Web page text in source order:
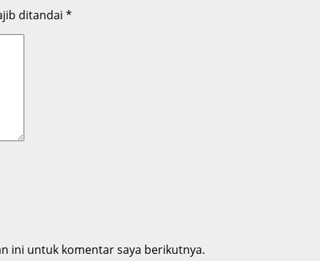
ditandai *
ini untuk komentar saya berikutnya.